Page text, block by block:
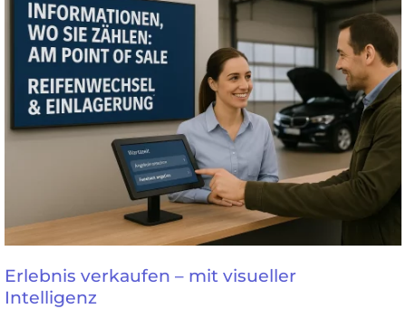
Erlebnis verkaufen – mit visueller
Intelligenz